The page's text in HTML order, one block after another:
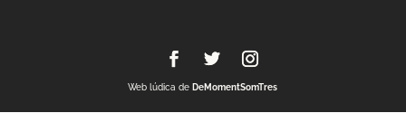
Web lúdica de DeMomentSomTres